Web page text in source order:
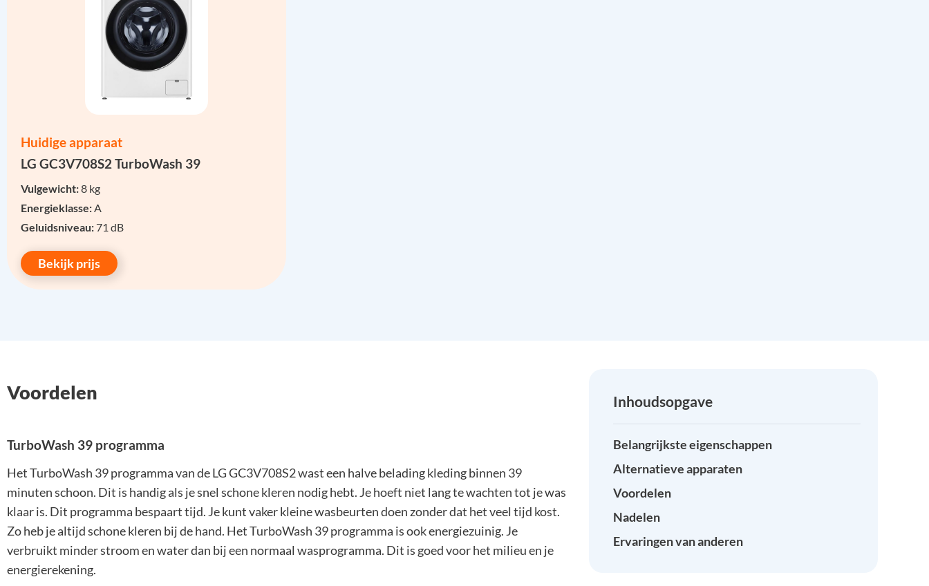
Huidige apparaat
LG GC3V708S2 TurboWash 39
Vulgewicht:8 kg
Energieklasse: A
Geluidsniveau: 71 dB
Bekijk prijs
Voordelen
TurboWash 39 programma
Het TurboWash 39 programma van de LG GC3V708S2 wast een halve belading kleding binnen 39
minuten schoon. Dit is handig als je snel schone kleren nodig hebt. Je hoeft niet lang te wachten tot je was
klaar is. Dit programma bespaart tijd. Je kunt vaker kleine wasbeurten doen zonder dat het veel tijd kost.
Zo heb je altijd schone kleren bij de hand. Het TurboWash 39 programma is ook energiezuinig. Je
verbruikt minder stroom en water dan bij een normaal wasprogramma. Dit is goed voor het milieu en je
energierekening.
Inhoudsopgave
Belangrijkste eigenschappen
Alternatieve apparaten
Voordelen
Nadelen
Ervaringen van anderen